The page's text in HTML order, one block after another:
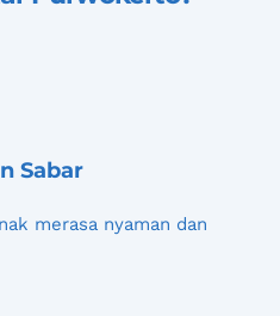
Sabar
merasa nyaman dan